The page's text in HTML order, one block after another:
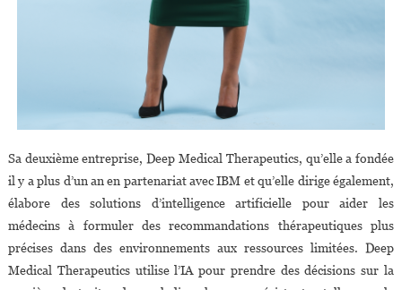
Sa deuxième entreprise, Deep Medical Therapeutics, qu’elle a fondée
il y a plus d’un an en partenariat avec IBM et qu’elle dirige également,
élabore des solutions d’intelligence artificielle pour aider les
médecins à formuler des recommandations thérapeutiques plus
précises dans des environnements aux ressources limitées. Deep
Medical Therapeutics utilise l’IA pour prendre des décisions sur la